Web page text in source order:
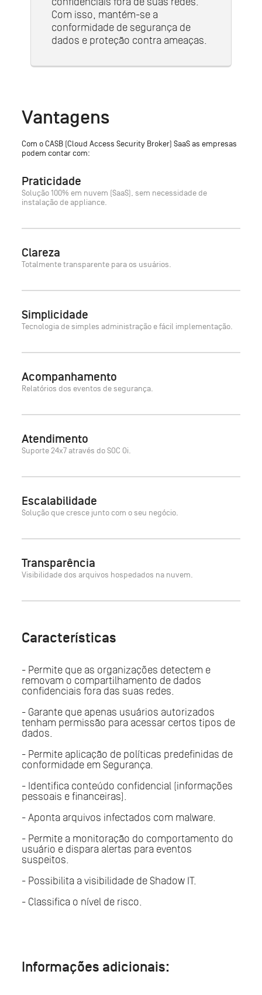
Com isso, mantém-se a
conformidade de segurança de
dados e proteção contra ameaças.
Vantagens
Com o CASB (Cloud Access Security Broker) SaaS as empresas
podem contar com:
Praticidade
Solução 100% em nuvem (SaaS), sem necessidade de
instalação de appliance.
Clareza
Totalmente transparente para os usuários.
Simplicidade
Tecnologia de simples administração e fácil implementação.
Acompanhamento
Relatórios dos eventos de segurança.
Atendimento
Suporte 24x7 através do SOC Oi.
Escalabilidade
Solução que cresce junto com o seu negócio.
Transparência
Visibilidade dos arquivos hospedados na nuvem.
Características
- Permite que as organizações detectem e
removam o compartilhamento de dados
confidenciais fora das suas redes.
- Garante que apenas usuários autorizados
tenham permissão para acessar certos tipos de
dados.
- Permite aplicação de políticas predefinidas de
conformidade em Segurança.
- Identifica conteúdo confidencial (informações
pessoais e financeiras).
- Aponta arquivos infectados com malware.
- Permite a monitoração do comportamento do
usuário e dispara alertas para eventos
suspeitos.
- Possibilita a visibilidade de Shadow IT.
- Classifica o nível de risco.
Informações adicionais: